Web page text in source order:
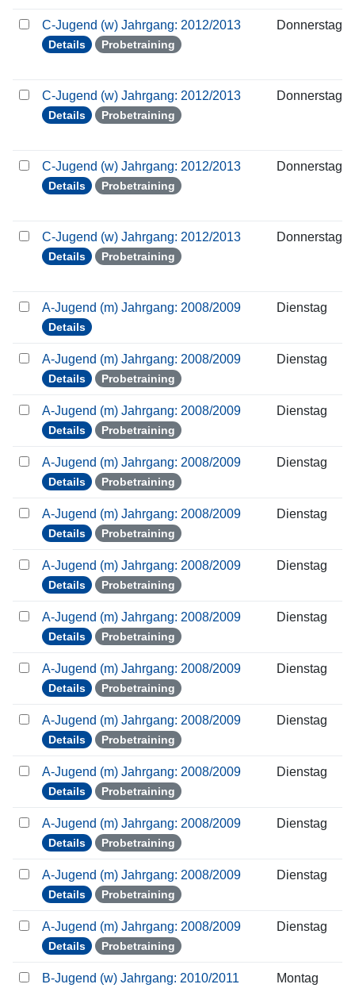
C-Jugend (w) Jahrgang: 2012/2013
Details Probetraining
Donnerstag
C-Jugend (w) Jahrgang: 2012/2013
Details Probetraining
Donnerstag
C-Jugend (w) Jahrgang: 2012/2013
Details Probetraining
Donnerstag
C-Jugend (w) Jahrgang: 2012/2013
Details Probetraining
Donnerstag
A-Jugend (m) Jahrgang: 2008/2009
Details
Dienstag
A-Jugend (m) Jahrgang: 2008/2009
Details Probetraining
Dienstag
A-Jugend (m) Jahrgang: 2008/2009
Details Probetraining
Dienstag
A-Jugend (m) Jahrgang: 2008/2009
Details Probetraining
Dienstag
A-Jugend (m) Jahrgang: 2008/2009
Details Probetraining
Dienstag
A-Jugend (m) Jahrgang: 2008/2009
Details Probetraining
Dienstag
A-Jugend (m) Jahrgang: 2008/2009
Details Probetraining
Dienstag
A-Jugend (m) Jahrgang: 2008/2009
Details Probetraining
Dienstag
A-Jugend (m) Jahrgang: 2008/2009
Details Probetraining
Dienstag
A-Jugend (m) Jahrgang: 2008/2009
Details Probetraining
Dienstag
A-Jugend (m) Jahrgang: 2008/2009
Details Probetraining
Dienstag
A-Jugend (m) Jahrgang: 2008/2009
Details Probetraining
Dienstag
A-Jugend (m) Jahrgang: 2008/2009
Details Probetraining
Dienstag
B-Jugend (w) Jahrgang: 2010/2011 Montag